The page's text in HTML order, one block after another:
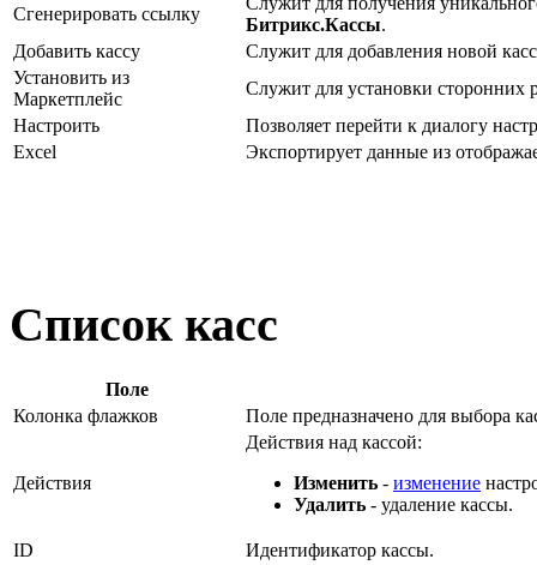
Сгенерировать ссылку
Битрикс.Кассы.
Добавить кассу
Служит для добавления новой
Установить из
Маркетплейс
Служит для установки сторонних
Настроить
Позволяет перейти к диалогу
Excel
Экспортирует данные из
Список касс
Поле
Колонка флажков
Поле предназначено для выбора
Действия
Действия над кассой:
Изменить - изменение
Удалить - удаление кассы.
ID
Идентификатор кассы.